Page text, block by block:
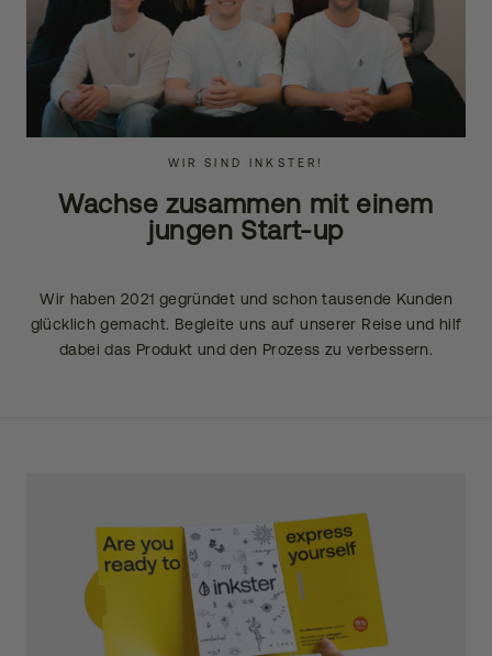
WIR SIND INKSTER!
Wachse zusammen mit einem
jungen Start-up
Wir haben 2021 gegründet und schon tausende Kunden
glücklich gemacht. Begleite uns auf unserer Reise und hilf
dabei das Produkt und den Prozess zu verbessern.